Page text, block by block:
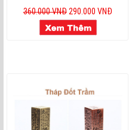
360.000 VNĐ 290.000 VNĐ